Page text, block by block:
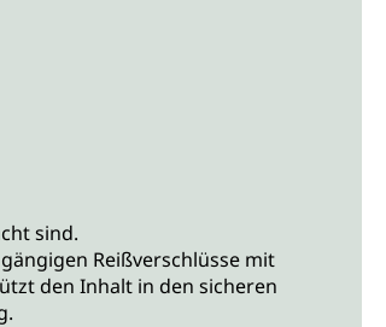
sind.
Reißverschlüsse mit
den Inhalt in den sicheren